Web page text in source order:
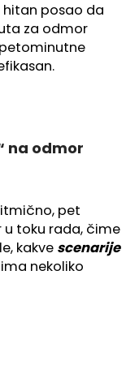
hitan posao da
za odmor
na odmor
pet
toku rada, čime
kakve scenarije
nekoliko